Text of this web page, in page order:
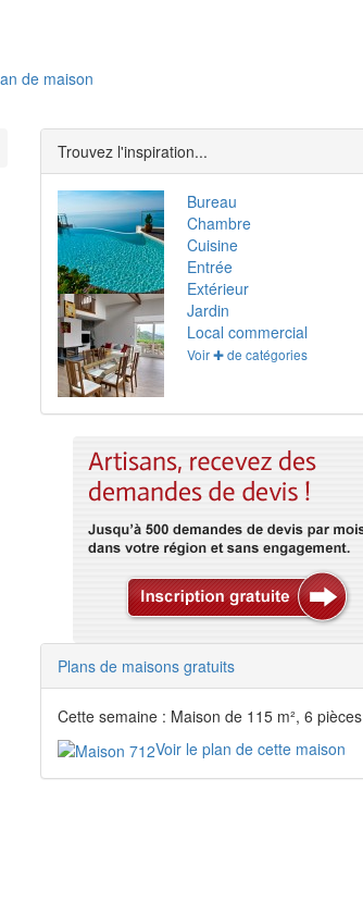
de maison
Trouvez l'inspiration...
Bureau
Chambre
Cuisine
Entrée
Extérieur
Jardin
Local commercial
Voir ✚ de catégories
Plans de maisons gratuits
Cette semaine : Maison de 115 m², 6 pièces
Voir le plan de cette maison